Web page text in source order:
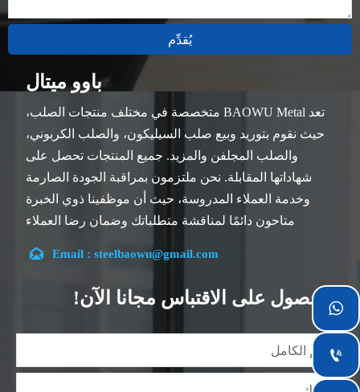
يُقدِّم
باوو ميتال
تعد BAOWU Metal متخصصة في مختلف منتجات الصلب،
حيث نقوم بتوريد وبيع صلب السيليكون، والصلب الكربوني،
والصلب المجلفن والمزيد. جميع المنتجات تحصل على
شهاداتها المقابلة. نحن ملتزمون بمراقبة الجودة الصارمة
وخدمة العملاء المدروسة، حيث أن موظفينا ذوي الخبرة
متاحون دائمًا لمناقشة متطلباتك وضمان رضا العملاء
تقع شركتنا في مدينة ووشي، بمقاطعة جيانغسو، والتي تعد
أكبر مركز لمعالجة الصلب في الصين. يتمتع فريقنا بتخصص
في الصناعة لأكثر من 14 عامًا مع خبرة غنية في مختلف
يمكننا التصميم والتخصيص وفقًا لمتطلباتك الفريدة، ونضمن
 Email : steelbaowu@gmail.com
الحصول على الاقتباس مجانا الآن!

